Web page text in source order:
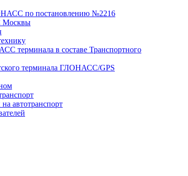
по постановлению №2216
Москвы
терминала в составе Транспортного
терминала ГЛОНАСС/GPS
автотранспорт